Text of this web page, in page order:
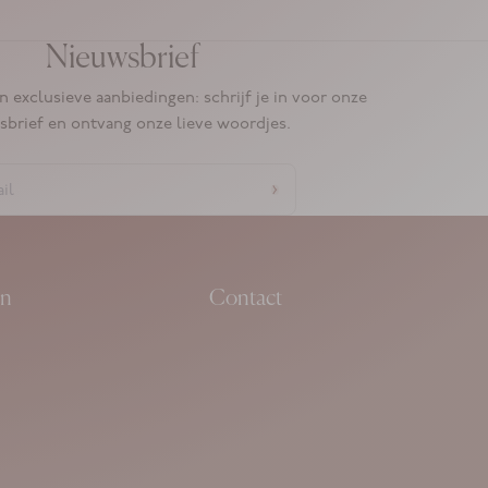
Nieuwsbrief
exclusieve aanbiedingen: schrijf je in voor onze
en ontvang onze lieve woordjes.
Contact